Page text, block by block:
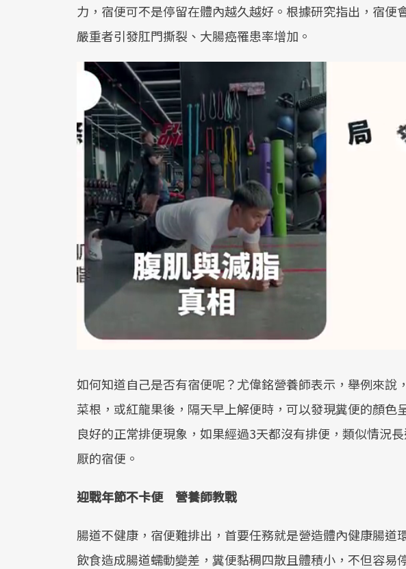
力，宿便可不是停留在體內越久越好。根據研究指出，宿便
嚴重者引發肛門撕裂、大腸癌罹患率增加。
如何知道自己是否有宿便呢？尤偉銘營養師表示，舉例來說
菜根，或紅龍果後，隔天早上解便時，可以發現糞便的顏色
良好的正常排便現象，如果經過3天都沒有排便，類似情況
厭的宿便。
迎戰年節不卡便 營養師教戰
腸道不健康，宿便難排出，首要任務就是營造體內健康腸道
飲食造成腸道蠕動變差，糞便黏稠四散且體積小，不但容易